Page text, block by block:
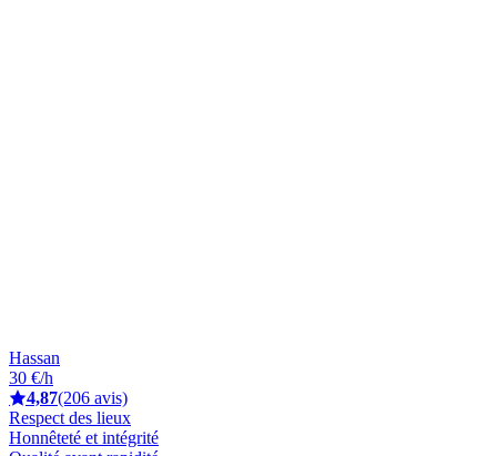
Hassan
30 €/h
4,87(206 avis)
Respect des lieux
Honnêteté et intégrité